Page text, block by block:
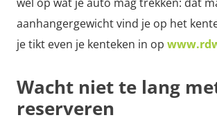
wel op wat je auto mag trekken: dat
aanhangergewicht vind je op het
je tikt even je kenteken in op
Wacht niet te lang
reserveren